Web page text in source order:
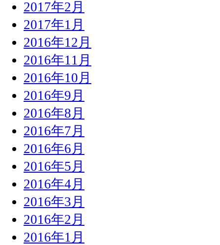
2017年2月
2017年1月
2016年12月
2016年11月
2016年10月
2016年9月
2016年8月
2016年7月
2016年6月
2016年5月
2016年4月
2016年3月
2016年2月
2016年1月